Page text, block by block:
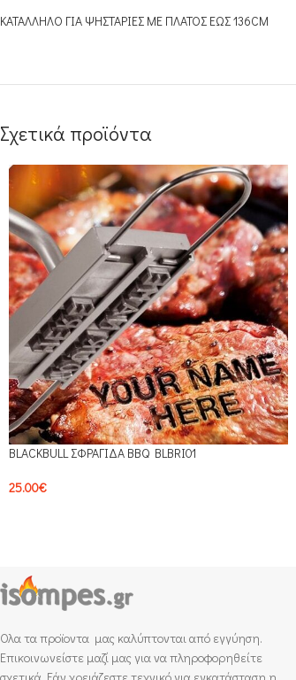
ΚΑΤΑΛΛΗΛΟ ΓΙΑ ΨΗΣΤΑΡΙΕΣ ΜΕ ΠΛΑΤΟΣ ΕΩΣ 136CM
Σχετικά προϊόντα
BLACKBULL ΣΦΡΑΓΙΔΑ BBQ BLBRI01
25.00€
Ολα τα προϊοντα μας καλύπτονται από εγγύηση.
Επικοινωνείστε μαζί μας για να πληροφορηθείτε